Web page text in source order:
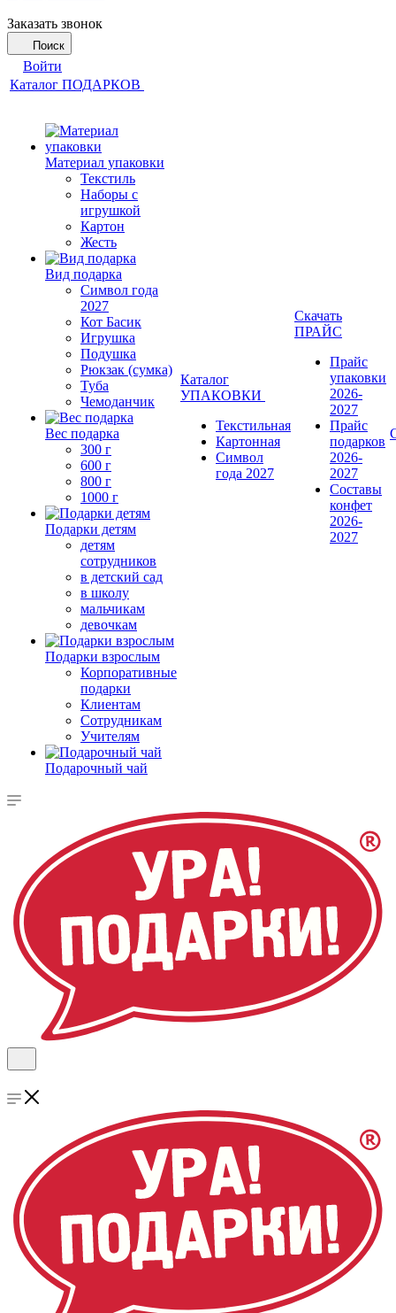
Заказать звонок
Поиск
Войти
Каталог ПОДАРКОВ
Материал упаковки
Текстиль
Наборы с
игрушкой
Картон
Жесть
Вид подарка
Символ года
2027
Кот Басик
Игрушка
Подушка
Рюкзак (сумка)
Туба
Чемоданчик
Вес подарка
300 г
600 г
800 г
1000 г
Подарки детям
детям
сотрудников
в детский сад
в школу
мальчикам
девочкам
Подарки взрослым
Корпоративные
подарки
Клиентам
Сотрудникам
Учителям
Подарочный чай
Каталог
УПАКОВКИ
Текстильная
Картонная
Символ
года 2027
Скачать
ПРАЙС
Прайс
упаковки
2026-
2027
Прайс
подарков
2026-
2027
Составы
конфет
2026-
2027